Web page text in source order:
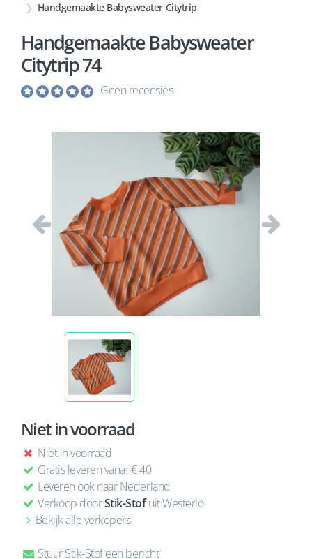
Handgemaakte Babysweater Citytrip
Handgemaakte Babysweater
Citytrip 74
Geen recensies
Vorige
Niet in voorraad
Niet in voorraad
Gratis leveren vanaf € 40
Leveren ook naar Nederland
Verkoop doorStik-Stofuit Westerlo
Bekijk alle verkopers
Stuur Stik-Stof een bericht